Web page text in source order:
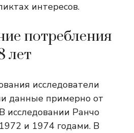
интересов.
потребления
лет
исследователи
данные примерно от
В исследовании Ранчо
и 1974 годами. В